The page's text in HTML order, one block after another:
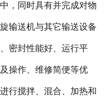
，同时具有并完成对物
输送机与其它输送设备
密封性能好、运行平
操作、维修简便等优
行搅拌、混合、加热和